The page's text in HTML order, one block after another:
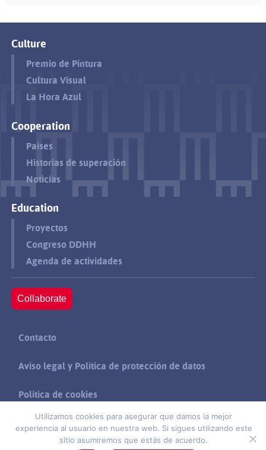
Culture
Premio de Pintura
Cultura Visual
La Hora Azul
Cooperation
Países
Historias de superación
Noticias
Education
Proyectos
Congreso DDHH
Agenda de actividades
Collaborate
Contacto
Aviso legal y Política de protección de datos
Política de cookies
Suscríbete
Utilizamos cookies para asegurar que damos la mejor
experiencia al usuario en nuestra web. Si sigues utilizando este
sitio asumiremos que estás de acuerdo.